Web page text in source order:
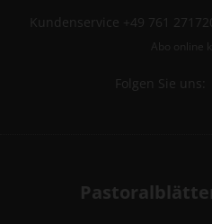
Kundenservice +49 761
Abo online
Folgen Sie uns: